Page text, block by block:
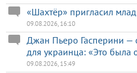
«Шахтёр» пригласил
09.08.2026, 16:10
Джан Пьеро Гасперини —
для украинца: «Это была
09.08.2026, 15:49